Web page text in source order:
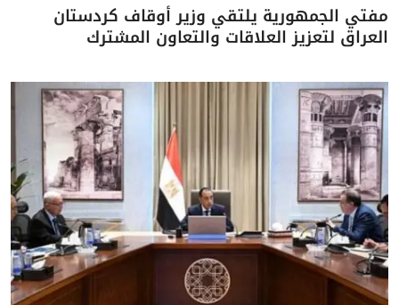
مفتي الجمهورية يلتقي وزير أوقاف كردستان
العراق لتعزيز العلاقات والتعاون المشترك